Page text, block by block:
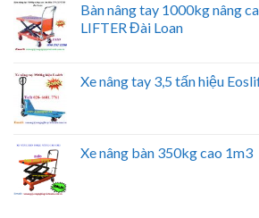
Bàn nâng tay 1000kg nâng
LIFTER Đài Loan
Xe nâng tay 3,5 tấn hiệu
Xe nâng bàn 350kg cao 1m3